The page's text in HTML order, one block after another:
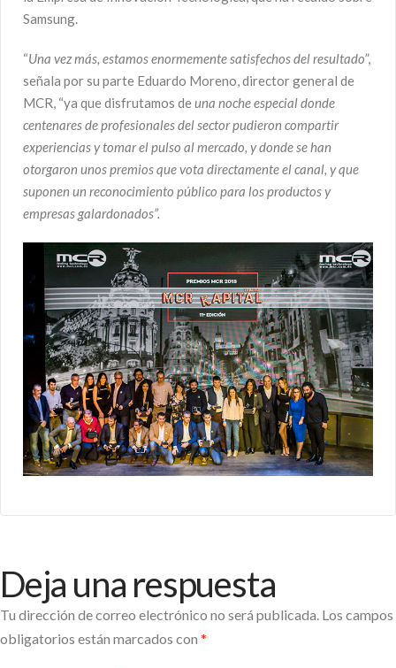
Samsung.
“Una vez más, estamos enormemente satisfechos del resultado”,
señala por su parte Eduardo Moreno, director general de
MCR, “ya que disfrutamos deuna noche especial donde
centenares de profesionales del sector pudieron compartir
experiencias y tomar el pulso al mercado, y donde se han
otorgaron unos premios que vota directamente el canal, y que
suponen un reconocimiento público para los productos y
empresas galardonados”.
Deja una respuesta
Tu dirección de correo electrónico no será publicada. Los campos
obligatorios están marcados con *